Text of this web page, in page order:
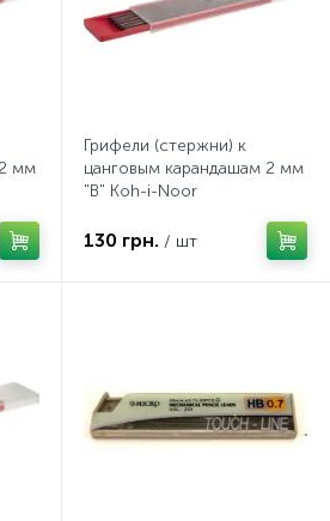
мм
Грифели (стержни) к
цанговым карандашам 2 мм
"В" Koh-i-Noor
130 грн. / шт